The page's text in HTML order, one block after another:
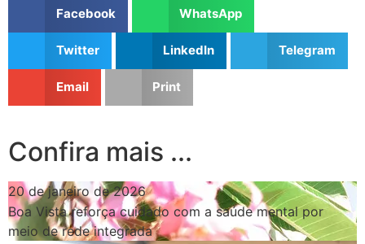
Facebook WhatsApp
Twitter LinkedIn Telegram
Email Print
Confira mais ...
20 de janeiro de 2026
Boa Vista reforça cuidado com a saúde mental por
meio de rede integrada